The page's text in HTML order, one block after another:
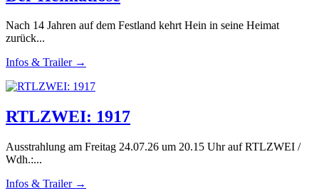
Nach 14 Jahren auf dem Festland kehrt Hein in seine Heimat
zurück...
Infos & Trailer →
RTLZWEI: 1917
Ausstrahlung am Freitag 24.07.26 um 20.15 Uhr auf RTLZWEI /
Wdh.:...
Infos & Trailer →